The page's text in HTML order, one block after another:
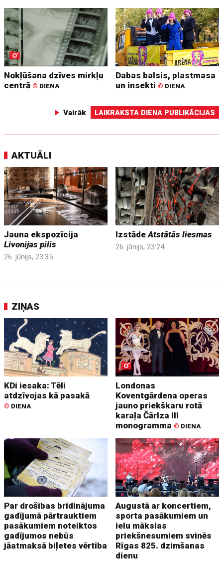
Nokļūšana dzīves mirkļu
centrā © DIENA
Dabas balsis, plastmasa
un insekti © DIENA
Vairāk LAIKRAKSTA DIENA PUBLIKĀCIJAS
AKTUĀLI
Jauna ekspozīcija
Livonijas pilis
26. jūnijs, 23:35
IzstādeAtstātās liesmas
26. jūnijs, 23:24
ZIŅAS
KDi iesaka: Tēli
atdzīvojas kā pasakā
© DIENA
Londonas
Koventgārdena operas
jauno priekškaru rotā
karaļa Čārlza III
monogramma © DIENA
Par drošības brīdinājuma
gadījumā pārtrauktiem
pasākumiem noteiktos
gadījumos nebūs
jāatmaksā biļetes vērtība
Augustā ar koncertiem,
sporta pasākumiem un
ielu mākslas
priekšnesumiem svinēs
Rīgas 825. dzimšanas
dienu